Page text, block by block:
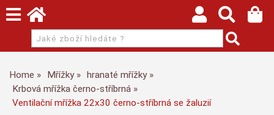
Home Mřížky
hranaté mřížky
Krbová mřížka černo-stříbrná
Ventilační mřížka 22x30 černo-stříbrná se žaluzií